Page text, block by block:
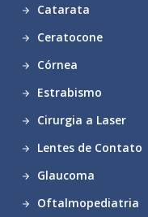
Catarata
Ceratocone
Córnea
Estrabismo
Cirurgia a Laser
Lentes de Contato
Glaucoma
Oftalmopediatria